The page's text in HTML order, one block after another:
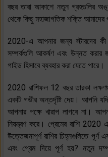
বছর তারা আকাশে নতুন গ্রহগুলির
থেকে কিছু মহাজাগতিক শক্তি আমাদের
2020-এ আপনার জন্য স্টারদের কী
সম্পর্কগুলি আকর্ষণ এবং উন্নত করার
গাইড হিসাবে ব্যবহার করা যেতে পারে।
2020 রাশিফল ​​12 বছর তারকা
একটি গভীর অন্তর্দৃষ্টি দেয়। আপনি
আপনার পক্ষে খারাপ লাগবে না।
নিয়ন্ত্রণ করে। প্রেমের রাশি 2020
উত্তেজনাপূর্ণ রাশির চিহ্নগুলিতে
এবং প্রেম দিয়ে পূর্ণ হয়? নতুন